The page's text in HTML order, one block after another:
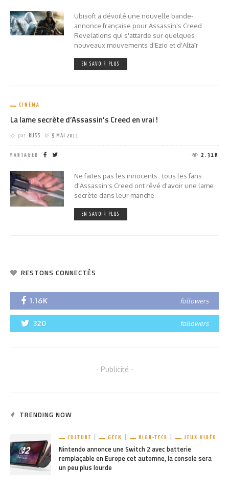
Ubisoft a dévoilé une nouvelle bande-
annonce française pour Assassin's Creed
Revelations qui s'attarde sur quelques
nouveaux mouvements d'Ezio et d'Altaïr
EN SAVOIR PLUS
CINÉMA
La lame secrète d’Assassin’s Creed en vrai !
par RUSS le 9 MAI 2011
PARTAGER 2.31K
Ne faites pas les innocents : tous les fans
d'Assassin's Creed ont rêvé d'avoir une lame
secrète dans leur manche
EN SAVOIR PLUS
RESTONS CONNECTÉS
1.16K followers
320 followers
- Publicité -
TRENDING NOW
CULTURE GEEK HIGH-TECH JEUX VIDÉO
Nintendo annonce une Switch 2 avec batterie
remplaçable en Europe cet automne, la console sera
un peu plus lourde